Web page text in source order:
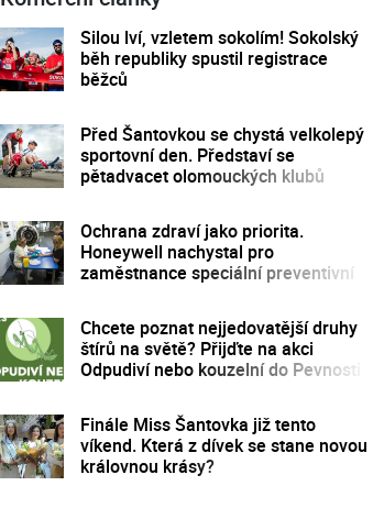
Silou lví, vzletem sokolím! Sokolský
běh republiky spustil registrace
běžců
Před Šantovkou se chystá velkolepý
sportovní den. Představí se
pětadvacet olomouckých klubů
Ochrana zdraví jako priorita.
Honeywell nachystal pro
zaměstnance speciální preventivní
Chcete poznat nejjedovatější druhy
štírů na světě? Přijďte na akci
Odpudiví nebo kouzelní do Pevnosti
Finále Miss Šantovka již tento
víkend. Která z dívek se stane novou
královnou krásy?